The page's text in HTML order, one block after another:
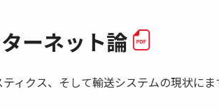
ーネット論
ィクス、そして輸送システムの現状にま